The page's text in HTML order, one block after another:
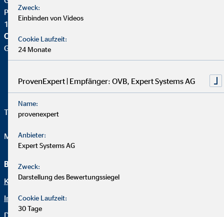
Poststraße 4
17033 Neubrandenburg
OVB Vermögensberatung AG
Geschäftsstelle |
Telefon:+49 39555 84 83 0
Mail:nadine.rosentreter@ovb.de
Beraterseite
Karriere bei OVB
Impressum
Datenschutz
Datenschutz
Zweck:
Einbinden von Videos
Cookie Laufzeit:
24 Monate
ProvenExpert | Empfänger: OVB, Expert Systems AG
Name:
provenexpert
Anbieter:
Expert Systems AG
Zweck:
Darstellung des Bewertungssiegel
Cookie Laufzeit:
30 Tage